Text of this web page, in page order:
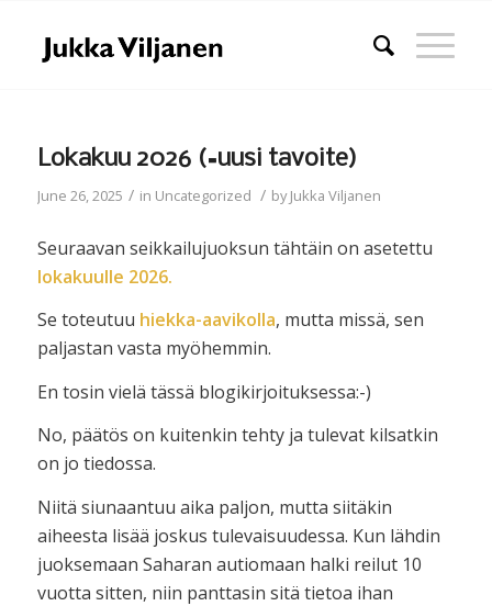
Lokakuu 2026 (=uusi tavoite)
June 26, 2025 / in Uncategorized / byJukka Viljanen
Seuraavan seikkailujuoksun tähtäin on asetettu
lokakuulle 2026.
Se toteutuu hiekka-aavikolla, mutta missä, sen
paljastan vasta myöhemmin.
En tosin vielä tässä blogikirjoituksessa:-)
No, päätös on kuitenkin tehty ja tulevat kilsatkin
on jo tiedossa.
Niitä siunaantuu aika paljon, mutta siitäkin
aiheesta lisää joskus tulevaisuudessa. Kun lähdin
juoksemaan Saharan autiomaan halki reilut 10
vuotta sitten, niin panttasin sitä tietoa ihan